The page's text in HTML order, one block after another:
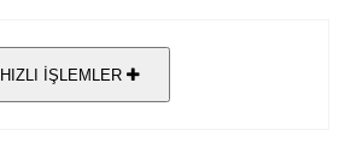
HIZLI İŞLEMLER